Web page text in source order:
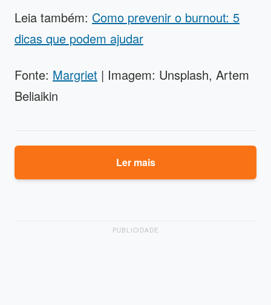
Leia também: Como prevenir o burnout: 5
dicas que podem ajudar
Fonte: Margriet | Imagem: Unsplash, Artem
Beliaikin
Ler mais
PUBLICIDADE